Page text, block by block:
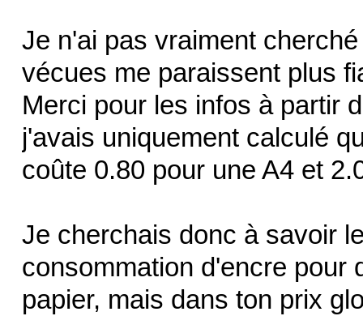
Je n'ai pas vraiment
vécues me paraissent plus
Merci pour les infos à partir
j'avais uniquement calculé
coûte 0.80 pour une A4 et
Je cherchais donc à savoir
consommation d'encre pour
papier, mais dans ton prix